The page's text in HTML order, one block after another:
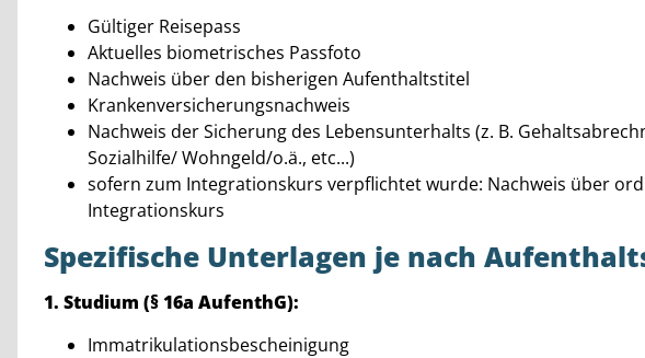
Gültiger Reisepass
Aktuelles biometrisches Passfoto
Nachweis über den bisherigen Aufenthaltstitel
Krankenversicherungsnachweis
Nachweis der Sicherung des Lebensunterhalts (z. B.
Sozialhilfe/ Wohngeld/o.ä., etc...)
sofern zum Integrationskurs verpflichtet wurde: Nachweis über
Integrationskurs
Spezifische Unterlagen je nach
1. Studium (§ 16a AufenthG):
Immatrikulationsbescheinigung